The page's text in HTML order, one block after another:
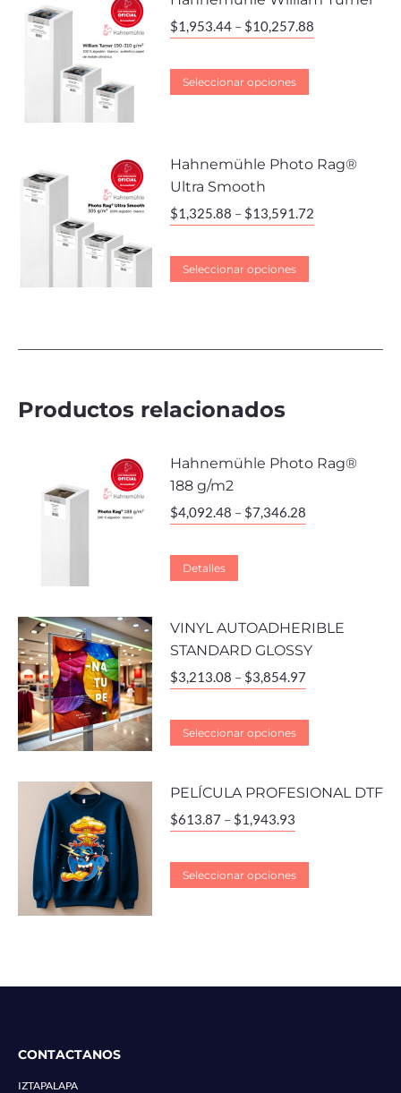
$1,953.44 – $10,257.88
Seleccionar opciones
Hahnemühle Photo Rag®
Ultra Smooth
$1,325.88 – $13,591.72
Seleccionar opciones
Productos relacionados
Hahnemühle Photo Rag®
188 g/m2
$4,092.48 – $7,346.28
Detalles
VINYL AUTOADHERIBLE
STANDARD GLOSSY
$3,213.08 – $3,854.97
Seleccionar opciones
PELÍCULA PROFESIONAL DTF
$613.87 – $1,943.93
Seleccionar opciones
CONTACTANOS
IZTAPALAPA